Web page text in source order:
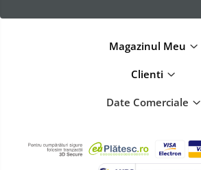
Magazinul Meu
Clienti
Date Comerciale